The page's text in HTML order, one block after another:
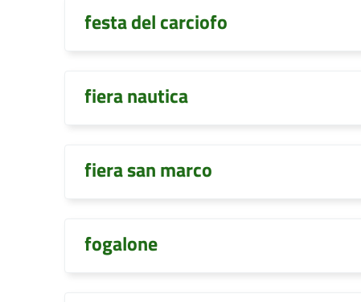
festa del carciofo
fiera nautica
fiera san marco
fogalone